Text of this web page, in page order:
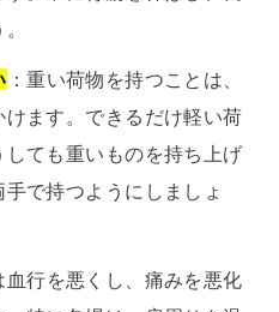
：重い荷物を持つことは、
ます。できるだけ軽い荷
ても重いものを持ち上げ
で持つようにしましょ
血行を悪くし、痛みを悪化